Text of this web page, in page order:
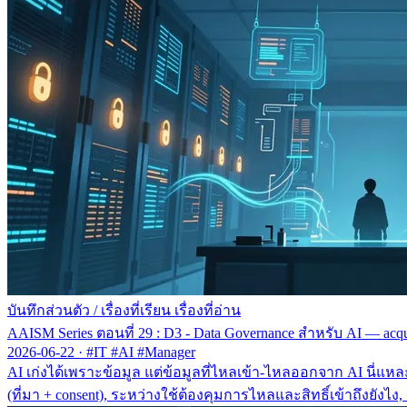
บันทึกส่วนตัว / เรื่องที่เรียน เรื่องที่อ่าน
AAISM Series ตอนที่ 29 : D3 - Data Governance สำหรับ AI —
2026-06-22 · #IT #AI #Manager
AI เก่งได้เพราะข้อมูล แต่ข้อมูลที่ไหลเข้า-ไหลออกจาก AI นี่แ
(ที่มา + consent), ระหว่างใช้ต้องคุมการไหลและสิทธิ์เข้าถึงยัง